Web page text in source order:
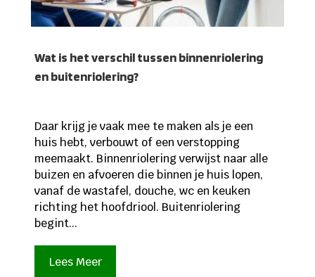
Wat is het verschil tussen binnenriolering
en buitenriolering?
Daar krijg je vaak mee te maken als je een
huis hebt, verbouwt of een verstopping
meemaakt. Binnenriolering verwijst naar alle
buizen en afvoeren die binnen je huis lopen,
vanaf de wastafel, douche, wc en keuken
richting het hoofdriool. Buitenriolering
begint...
Lees Meer